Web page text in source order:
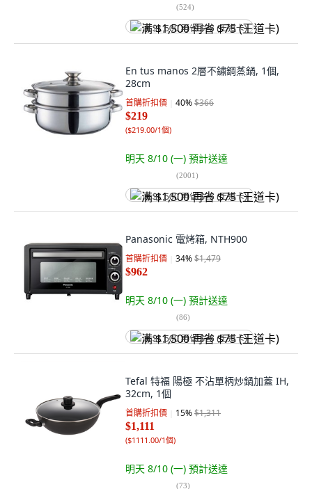
(524)
满 $1,500 再省 $75 (王道卡)
En tus manos 2層不鏽鋼蒸鍋, 1個,
28cm
首購折扣價 40%$366
$219
($219.00/1個)
明天 8/10 (一) 預計送達
(2001)
满 $1,500 再省 $75 (王道卡)
Panasonic 電烤箱, NTH900
首購折扣價 34%$1,479
$962
明天 8/10 (一) 預計送達
(86)
满 $1,500 再省 $75 (王道卡)
Tefal 特福 陽極 不沾單柄炒鍋加蓋 IH,
32cm, 1個
首購折扣價 15%$1,311
$1,111
($1111.00/1個)
明天 8/10 (一) 預計送達
(73)